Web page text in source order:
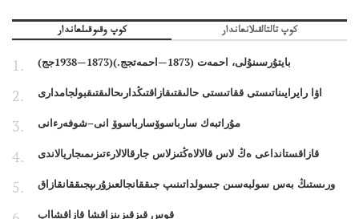
كوپ وقىوقىلعاندار كوپ تالتالقىلانعاندار
بايتۇرسىنۇلى، احمەت (1873—احمەتجج.)(1873—1938جج)
اۋا رايرايىناتىستى ققاتىستى حالىقتىقازاقتىڭدارىحالىقتىقبولجامدارى
مۇراتبەك سارباسوۆسارباسوۆ انى–شوفەرءانى
قازاقستانداعى ەڭ لاس قالالاەڭتىزلاس جارقالالارءتىزىمىجاريالاندى
ورىستىڭ بەس سولبەسىن جسولداتىنىپ جىققانجالعىزۇرىپجىققانقازاق
قوس قىزقىزىنزاقشا قازاقشااپ